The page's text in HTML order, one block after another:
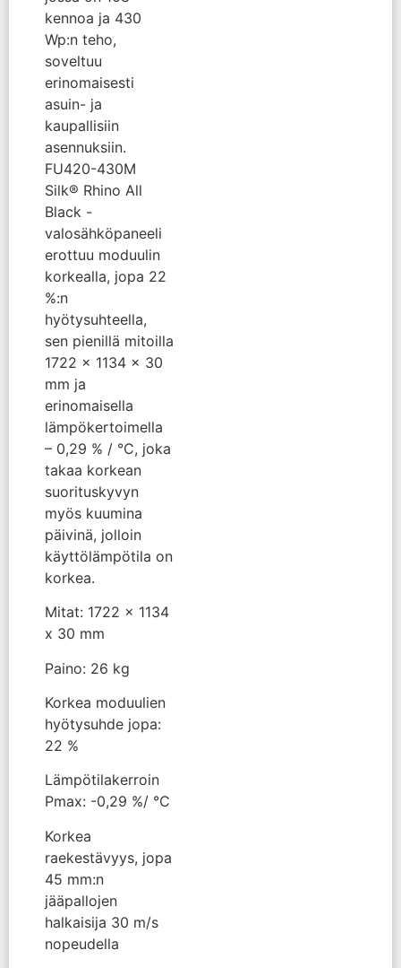
kennoa ja 430
Wp:n teho,
soveltuu
erinomaisesti
asuin- ja
kaupallisiin
asennuksiin.
FU420-430M
Silk® Rhino All
Black -
valosähköpaneeli
erottuu moduulin
korkealla, jopa 22
%:n
hyötysuhteella,
sen pienillä mitoilla
1722 x 1134 x 30
mm ja
erinomaisella
lämpökertoimella
– 0,29 % / °C, joka
takaa korkean
suorituskyvyn
myös kuumina
päivinä, jolloin
käyttölämpötila on
korkea.
Mitat: 1722 x 1134
x 30 mm
Paino: 26 kg
Korkea moduulien
hyötysuhde jopa:
22 %
Lämpötilakerroin
Pmax: -0,29 %/ °C
Korkea
raekestävyys, jopa
45 mm:n
jääpallojen
halkaisija 30 m/s
nopeudella